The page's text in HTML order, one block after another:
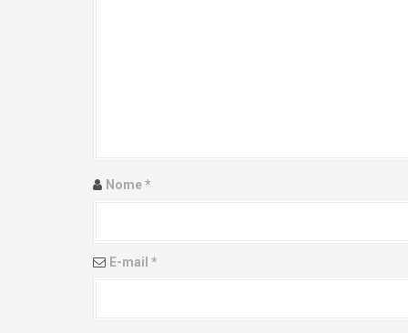
n
Nome*
E-mail *